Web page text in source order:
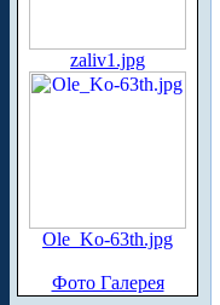
zaliv1.jpg
Ole_Ko-63th.jpg
Фото Галерея